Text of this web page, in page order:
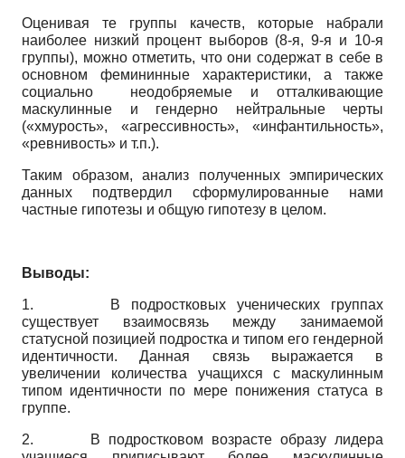
Оценивая те группы качеств, которые набрали
наиболее низкий процент выборов (8-я, 9-я и 10-я
группы), можно отметить, что они содержат в себе в
основном фемининные характеристики, а также
социально неодобряемые и отталкивающие
маскулинные и гендерно нейтральные черты
(«хмурость», «агрессивность», «инфантильность»,
«ревнивость» и т.п.).
Таким образом, анализ полученных эмпирических
данных подтвердил сформулированные нами
частные гипотезы и общую гипотезу в целом.
Выводы:
1. В подростковых ученических группах
существует взаимосвязь между занимаемой
статусной позицией подростка и типом его гендерной
идентичности. Данная связь выражается в
увеличении количества учащихся с маскулинным
типом идентичности по мере понижения статуса в
группе.
2. В подростковом возрасте образу лидера